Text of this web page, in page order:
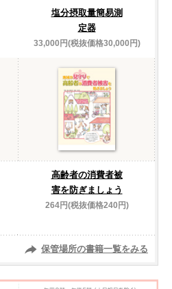
塩分摂取量簡易測
定器
33,000円(税抜価格30,000円)
高齢者の消費者被
害を防ぎましょう
264円(税抜価格240円)
保管場所の書籍一覧をみる